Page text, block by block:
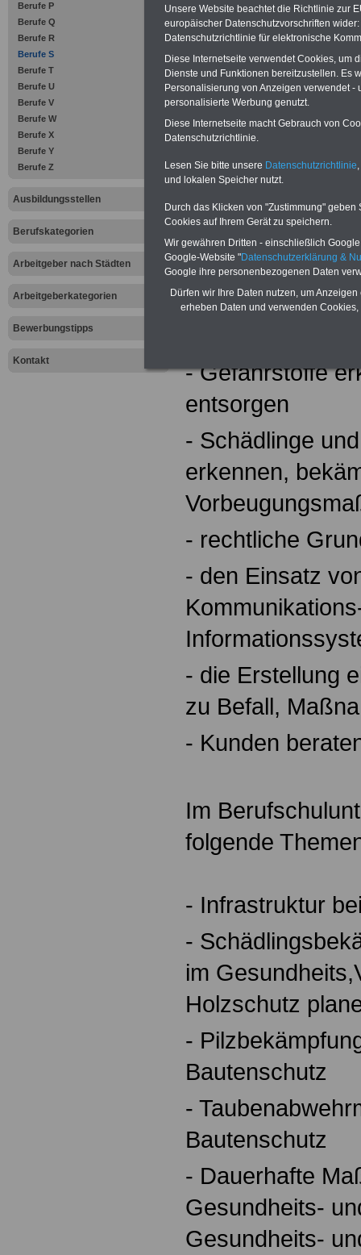
Berufe P
Berufe Q
Berufe R
Berufe S
Berufe T
Berufe U
Berufe V
Berufe W
Berufe X
Berufe Y
Berufe Z
Ausbildungsstellen
Berufskategorien
Arbeitgeber nach Städten
Arbeitgeberkategorien
Bewerbungstipps
Kontakt
Möglichkeiten.
hauptsächlich
im Team für
Auftraggeber.
Während der
z.B.:
- die Bedienung
- Gefahrstoffe
entsorgen
- Schädlinge
erkennen,
- rechtliche
- den Einsatz
- die Erstellung
zu Befall,
- Kunden
Im
folgende
- Infrastruktur
-
im
Holzschutz
-
Bautenschutz
-
Bautenschutz
- Dauerhafte
Gesundheits-
Gesundheits-
Unsere Website beachtet die Richtlinie zur
europäischer Datenschutzvorschriften
Datenschutzrichtlinie für elektronische
Diese Internetseite verwendet Cookies, um
Dienste und Funktionen bereitzustellen. Es
Personalisierung von Anzeigen verwendet
personalisierte Werbung genutzt.
Diese Internetseite macht Gebrauch von
Datenschutzrichtlinie.
Lesen Sie bitte unsere Datenschutzrichtlinie
und lokalen Speicher nutzt.
Durch das Klicken von "Zustimmung"
Cookies auf Ihrem Gerät zu speichern.
Wir gewähren Dritten - einschließlich
Google-Website "Datenschutzerklärung &
Google ihre personenbezogenen Daten
Dürfen wir Ihre Daten nutzen, um
erheben Daten und verwenden